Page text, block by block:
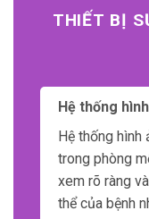
THIẾT BỊ
Hệ thống
Hệ thống hình
trong phòng
xem rõ ràng
thể của bệnh